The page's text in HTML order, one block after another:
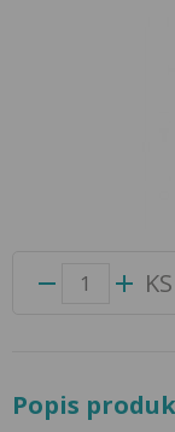
Metaxa 5*
Přidat do
Foto
KS
Popis